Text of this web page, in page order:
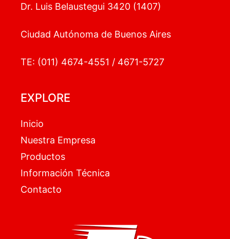
Dr. Luis Belaustegui 3420 (1407)
Ciudad Autónoma de Buenos Aires
TE: (011) 4674-4551 / 4671-5727
EXPLORE
Inicio
Nuestra Empresa
Productos
Información Técnica
Contacto